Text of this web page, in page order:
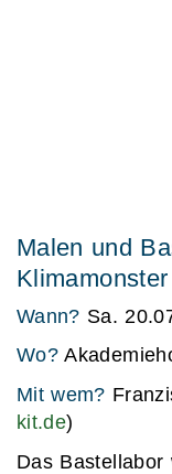
Malen und
Klimamonster
Wann? Sa.
Wo?
Mit wem?
kit.de)
Das